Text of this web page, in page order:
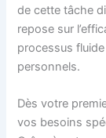
de cette tâche
repose sur
processus
personnels.
Dès votre
vos besoins